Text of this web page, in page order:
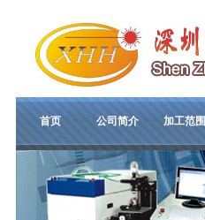
首页 公司简介 加工范围